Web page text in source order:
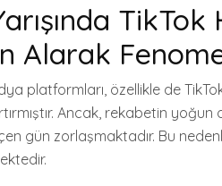
TikTok
Alarak
platformları, özellikle de
Ancak, rekabetin
gün zorlaşmaktadır. Bu